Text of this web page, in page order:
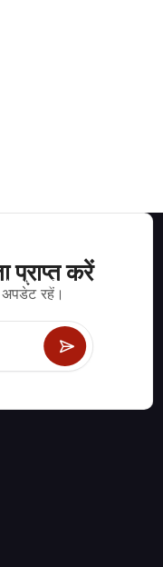
प्राप्त करें
रहें।
लिए गणितीय रूप से सही